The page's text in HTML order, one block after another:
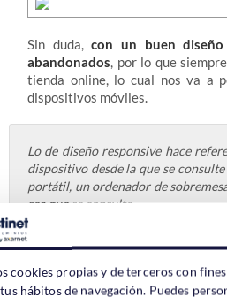
Sin duda,con un buen
abandonados, por lo que
tienda online, lo cual nos va a
dispositivos móviles.
Lo de diseño responsive hace
dispositivo desde la que se
portátil, un ordenador de
sea que se consulte.
3) Falta de
cookies propias y de terceros con
hábitos de navegación. Puedes